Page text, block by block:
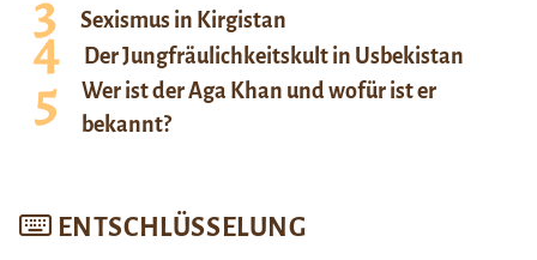
Sexismus in Kirgistan
Der Jungfräulichkeitskult in Usbekistan
Wer ist der Aga Khan und wofür ist er
bekannt?
ENTSCHLÜSSELUNG